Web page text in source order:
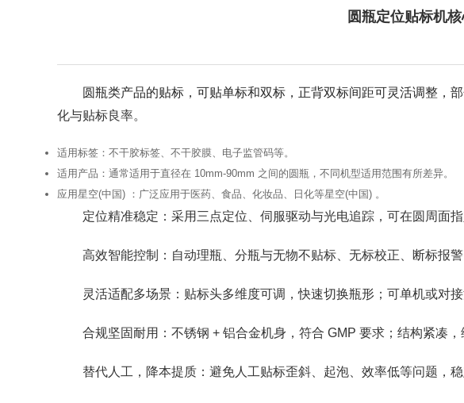
圆瓶定位贴标机
圆瓶类产品的贴标，可贴单标和双标，正背双标间距可灵活调整，
化与贴标良率。
适用标签 ：不干胶标签、不干胶膜、电子监管码等。
适用产品 ：通常适用于直径在 10mm-90mm 之间的圆瓶，不同机型适用范围有所差异。
应用星空(中国) ：广泛应用于医药、食品、化妆品、日化等星空(中国) 。
定位精准稳定：采用三点定位、伺服驱动与光电追踪，可在圆周面
高效智能控制：自动理瓶、分瓶与无物不贴标、无标校正、断标报
灵活适配多场景：贴标头多维度可调，快速切换瓶形；可单机或对
合规坚固耐用：不锈钢 + 铝合金机身，符合 GMP 要求；结构紧凑
替代人工，降本提质：避免人工贴标歪斜、起泡、效率低等问题，